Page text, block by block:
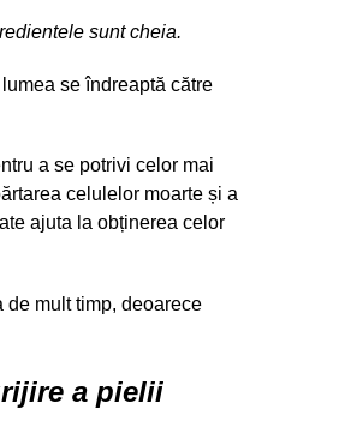
sunt cheia.
se îndreaptă către
a se potrivi celor mai
celulelor moarte și a
ajuta la obținerea celor
mult timp, deoarece
a pielii